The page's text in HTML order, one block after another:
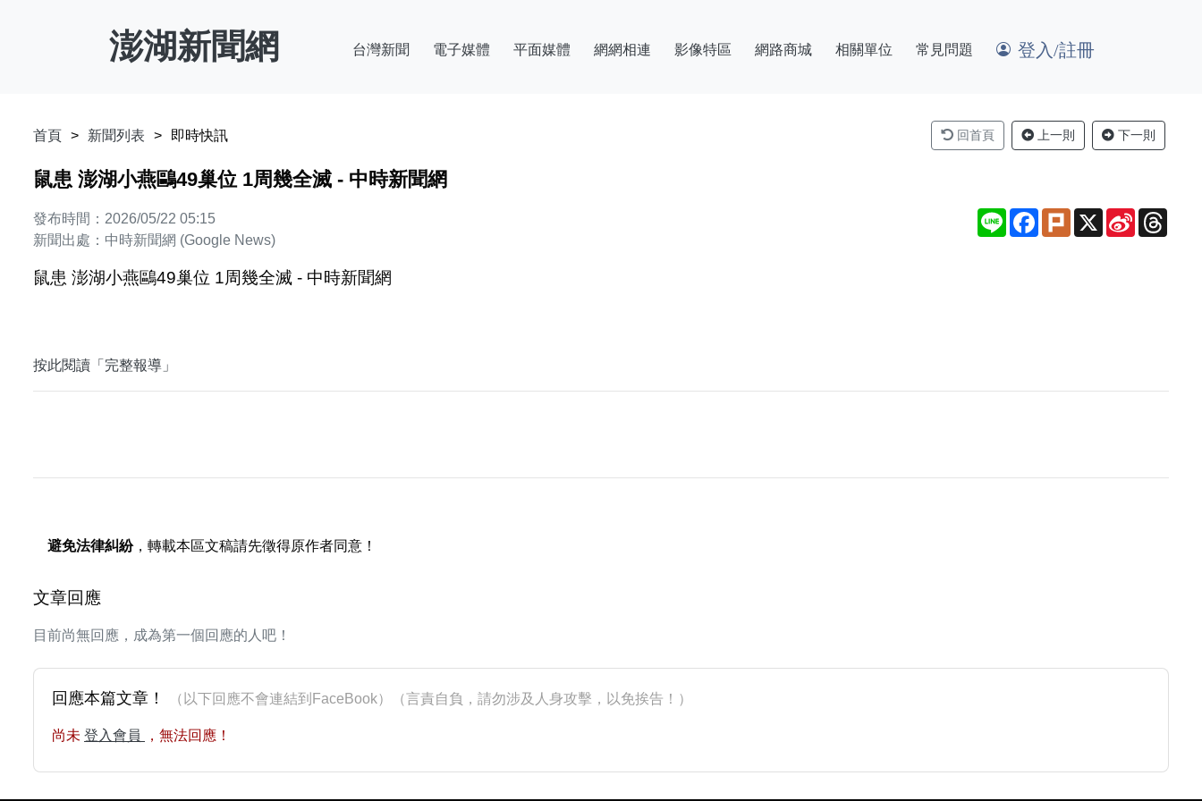
澎湖新聞網 台灣新聞 電子媒體 平面媒體 網網相連 影像特區 網路商城 相關單位 常見問題 登入/註冊
首頁 新聞列表 即時快訊 回首頁 上一則 下一則
鼠患 澎湖小燕鷗49巢位 1周幾全滅 - 中時新聞網
發布時間：2026/05/22 05:15
新聞出處：中時新聞網 (Google News)
Line Facebook
Plurk X
Sina
Weibo
鼠患 澎湖小燕鷗49巢位 1周幾全滅 - 中時新聞網
按此閱讀「完整報導」
避免法律糾紛，轉載本區文稿請先徵得原作者同意！
文章回應
目前尚無回應，成為第一個回應的人吧！
回應本篇文章！ （以下回應不會連結到FaceBook）（言責自負，請勿涉及人身攻擊，以免挨告！）
尚未 登入會員 ，無法回應！